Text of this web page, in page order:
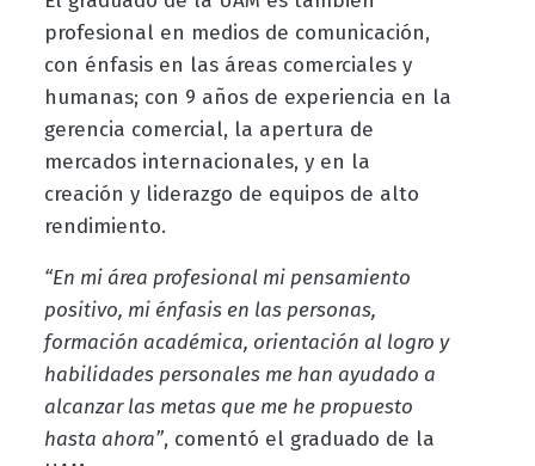
profesional en medios de comunicación,
con énfasis en las áreas comerciales y
humanas; con 9 años de experiencia en la
gerencia comercial, la apertura de
mercados internacionales, y en la
creación y liderazgo de equipos de alto
rendimiento.
“En mi área profesional mi pensamiento
positivo, mi énfasis en las personas,
formación académica, orientación al logro y
habilidades personales me han ayudado a
alcanzar las metas que me he propuesto
hasta ahora”, comentó el graduado de la